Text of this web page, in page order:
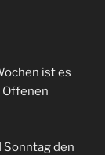
ist es
Offenen
Sonntag den